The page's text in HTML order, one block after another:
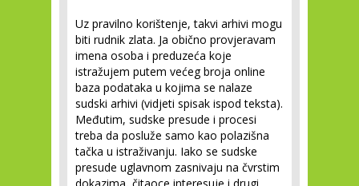
Uz pravilno korištenje, takvi arhivi mogu
biti rudnik zlata. Ja obično provjeravam
imena osoba i preduzeća koje
istražujem putem većeg broja online
baza podataka u kojima se nalaze
sudski arhivi (vidjeti spisak ispod teksta).
Međutim, sudske presude i procesi
treba da posluže samo kao polazišna
tačka u istraživanju. Iako se sudske
presude uglavnom zasnivaju na čvrstim